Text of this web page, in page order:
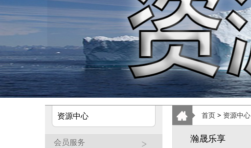
资源中心
会员服务
首页 > 资源中心
瀚晟乐享